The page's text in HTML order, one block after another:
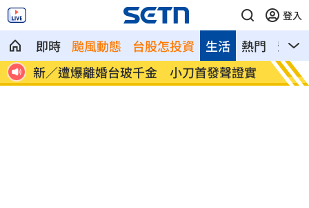
登入
即時 颱風動態 台股怎投資 熱門 影音
生活
碰
新／遭爆離婚台玻千金 小刀首發聲證實
白海
曝